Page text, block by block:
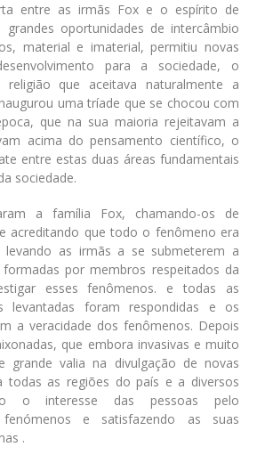
entre as irmãs Fox e o espírito de
grandes oportunidades de intercâmbio
material e imaterial, permitiu novas
para a sociedade, o
que aceitava naturalmente a
uma tríade que se chocou com
que na sua maioria rejeitavam a
acima do pensamento científico, o
entre estas duas áreas fundamentais
sociedade.
a família Fox, chamando-os de
acreditando que todo o fenômeno era
levando as irmãs a se submeterem a
por membros respeitados da
esses fenômenos. e todas as
levantadas foram respondidas e os
a veracidade dos fenômenos. Depois
que embora invasivas e muito
grande valia na divulgação de novas
todas as regiões do país e a diversos
o interesse das pessoas pelo
e satisfazendo as suas
.